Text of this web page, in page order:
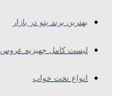
بهترین برند پتو در بازار
لیست کامل جهیزیه عروس
انواع تخت خواب